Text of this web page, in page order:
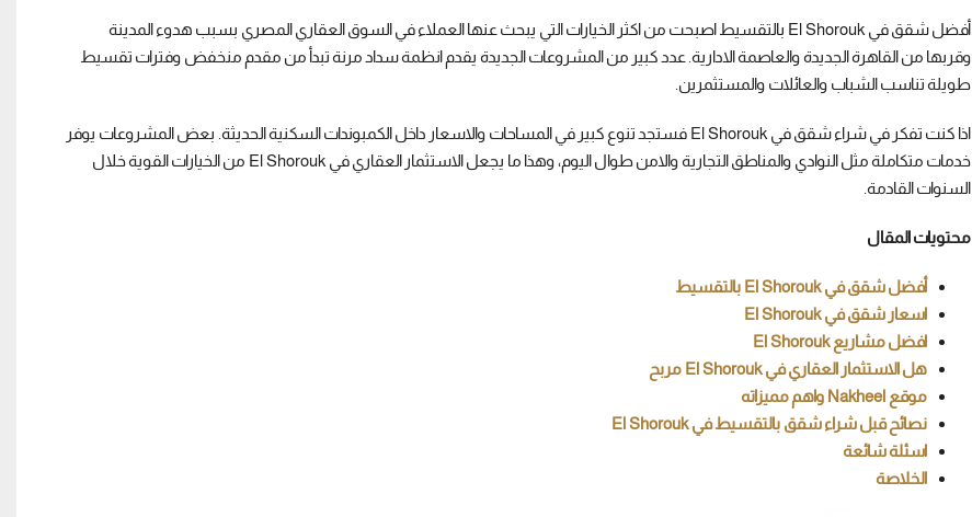
أفضل شقق في El Shorouk بالتقسيط اصبحت من اكثر الخيارات التي يبحث عنها العملاء في السوق العقاري المصري بسبب هدوء المدينة
وقربها من القاهرة الجديدة والعاصمة الادارية. عدد كبير من المشروعات الجديدة يقدم انظمة سداد مرنة تبدأ من مقدم منخفض وفترات تقسيط
طويلة تناسب الشباب والعائلات والمستثمرين.
اذا كنت تفكر في شراء شقق في El Shorouk فستجد تنوع كبير في المساحات والاسعار داخل الكمبوندات السكنية الحديثة. بعض المشروعات يوفر
خدمات متكاملة مثل النوادي والمناطق التجارية والامن طوال اليوم، وهذا ما يجعل الاستثمار العقاري في El Shorouk من الخيارات القوية خلال
السنوات القادمة.
محتويات المقال
أفضل شقق في El Shorouk بالتقسيط
اسعار شقق في El Shorouk
افضل مشاريع El Shorouk
هل الاستثمار العقاري في El Shorouk مربح
موقع Nakheel واهم مميزاته
نصائح قبل شراء شقق بالتقسيط في El Shorouk
اسئلة شائعة
الخلاصة